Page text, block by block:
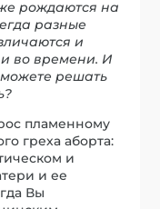
рождаются на
разные
и
и во времени. И
решать
пламенному
греха аборта:
и
и ее
Вы